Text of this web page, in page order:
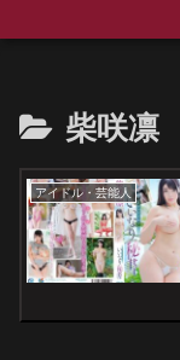
柴咲凛
アイドル・芸能人